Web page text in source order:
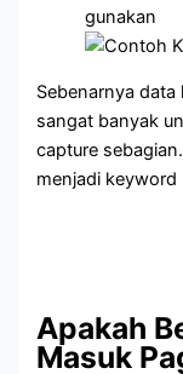
gunakan
Sebenarnya
sangat banyak
capture
menjadi keyword
Apakah
Masuk